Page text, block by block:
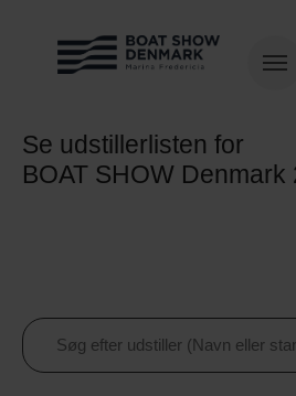
Se udstillerlisten for
BOAT SHOW Denmark